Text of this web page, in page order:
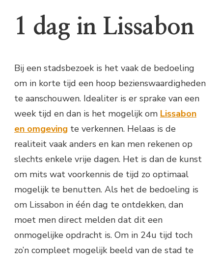
1 dag in Lissabon
Bij een stadsbezoek is het vaak de bedoeling
om in korte tijd een hoop bezienswaardigheden
te aanschouwen. Idealiter is er sprake van een
week tijd en dan is het mogelijk om Lissabon
en omgeving te verkennen. Helaas is de
realiteit vaak anders en kan men rekenen op
slechts enkele vrije dagen. Het is dan de kunst
om mits wat voorkennis de tijd zo optimaal
mogelijk te benutten. Als het de bedoeling is
om Lissabon in één dag te ontdekken, dan
moet men direct melden dat dit een
onmogelijke opdracht is. Om in 24u tijd toch
zo’n compleet mogelijk beeld van de stad te